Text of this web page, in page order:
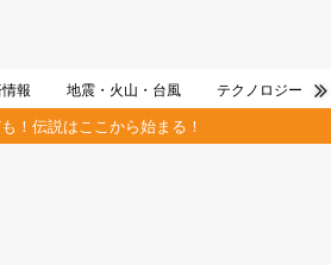
報 地震・火山・台風 テクノロジー
！伝説はここから始まる！